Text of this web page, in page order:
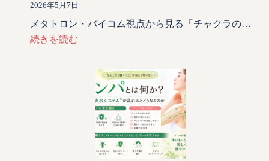
2026年5月7日
メタトロン・バイコム視点から見る「チャクラの…
続きを読む